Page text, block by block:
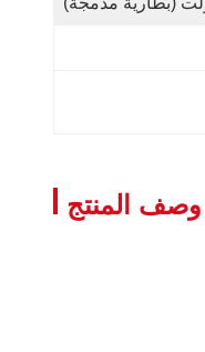
وصف المنتج